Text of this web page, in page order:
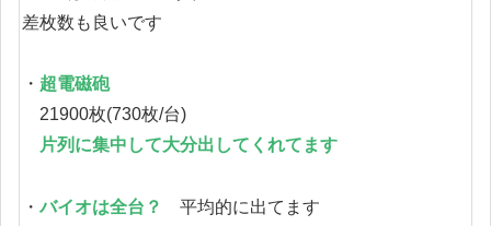
差枚数も良いです
・ 超電磁砲
21900枚(730枚/台)
片列に集中して大分出してくれてます
・バイオは全台？
平均的に出てます